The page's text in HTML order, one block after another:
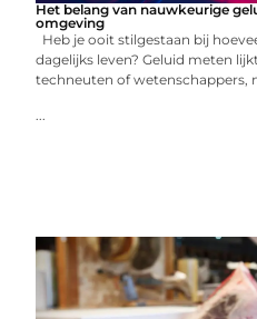
Het belang van nauwkeurige
omgeving
Heb je ooit stilgestaan bij
dagelijks leven? Geluid meten
techneuten of wetenschappers,
...